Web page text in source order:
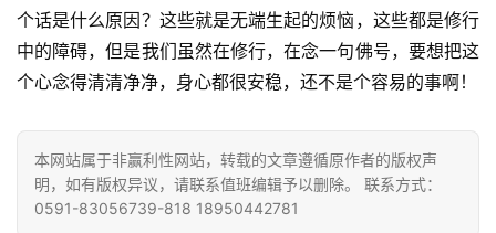
高
访
谈
乐
菩
个话是什么原因？这些就是无端生起的烦恼，这些都是修行
中的障碍，但是我们虽然在修行，在念一句佛号，要想把这
个心念得清清净净，身心都很安稳，还不是个容易的事啊！
本网站属于非赢利性网站，转载的文章遵循原作者的版权声
明，如有版权异议，请联系值班编辑予以删除。 联系方式：
0591-83056739-818 18950442781